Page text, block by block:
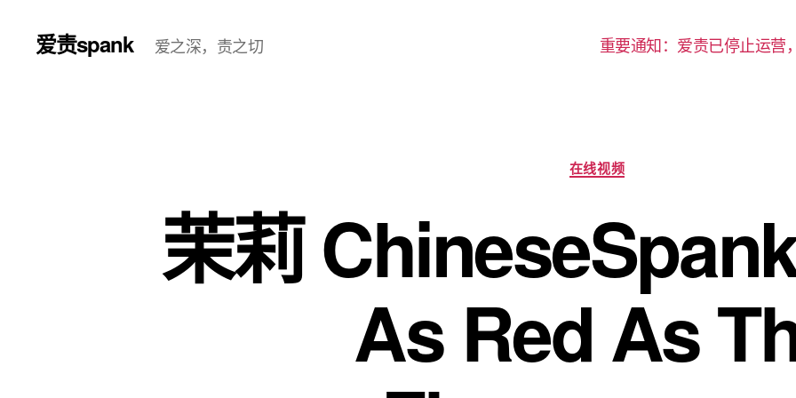
爱责spank 爱之深，责之切 重要通知：爱责已停止运营
分
类
在线视频
茉莉
As Red As